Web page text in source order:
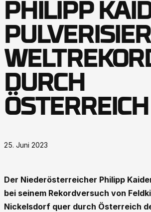
PHILIPP
DURCH
ÖSTERREICH
25. Juni 2023
Der Niederösterreicher Philipp
bei seinem Rekordversuch von
Nickelsdorf quer durch Österreich